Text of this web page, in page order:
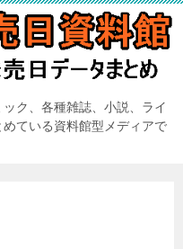
ク、各種雑誌、小説、ライ
ている資料館型メディアで